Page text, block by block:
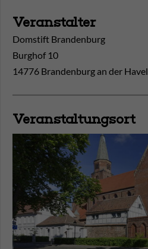
Veranstalter
Domstift Brandenburg
Burghof 10
14776 Brandenburg an der Havel
Veranstaltungsort